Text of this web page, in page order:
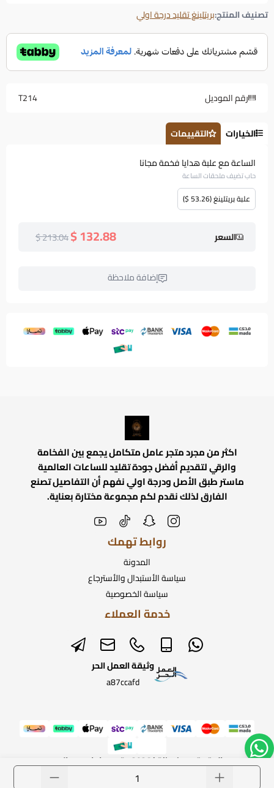
تصنيف المنتج:بريتلينغ تقليد درجة اولي
رقم الموديل T214
الخيارات
التقييمات
الساعة مع علبة هدايا فخمة مجانا
حاب تضيف ملحقات الساعة
علبة بريتلينغ (53.26 $)
السعر 132.88 $
213.04 $
إضافة ملاحظة
اكثر من مجرد متجر عامل متكامل يجمع بين الفخامة
والرقي لتقديم أفضل جودة تقليد للساعات العالمية
ماستر طبق الأصل ودرجة اولي نفهم أن التفاصيل تصنع
الفارق لذلك نقدم لكم مجموعة مختارة بعناية.
روابط تهمك
المدونة
سياسة الأستبدال والأسترجاع
سياسة الخصوصية
خدمة العملاء
وثيقة العمل الحر
a87ccafd
الحقوق محفوظة | 2026 متجر ساعات رومانس